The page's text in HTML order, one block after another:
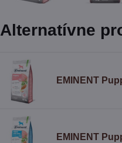
Alternatívne
EMINENT
EMINENT